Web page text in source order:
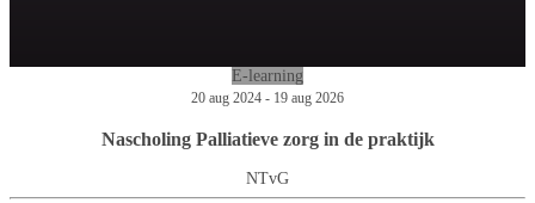
E-learning
20 aug 2024 - 19 aug 2026
Nascholing Palliatieve zorg in de praktijk
NTvG